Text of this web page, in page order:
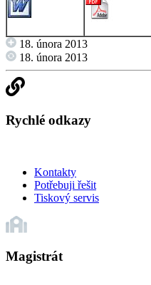
18. února 2013
18. února 2013
Rychlé odkazy
Kontakty
Potřebuji řešit
Tiskový servis
Magistrát